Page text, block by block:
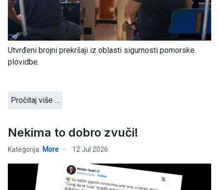
Utvrđeni brojni prekršaji iz oblasti sigurnosti pomorske
plovidbe.
Pročitaj više …
Nekima to dobro zvuči!
Kategorija: More 12 Jul 2026